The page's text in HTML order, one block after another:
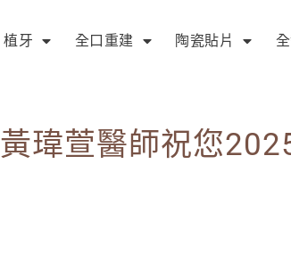
植牙 全口重建 陶瓷貼片
黃瑋萱醫師祝您